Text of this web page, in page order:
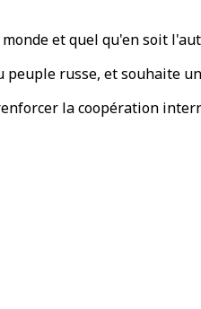
et quel qu'en soit
russe, et souhaite
la coopération